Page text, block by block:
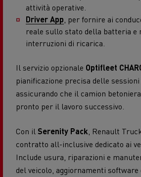
attività operative.
Driver App, per fornire ai
reale sullo stato della batteria e
interruzioni di ricarica.
Il servizio opzionale Optifleet
pianificazione precisa delle
assicurando che il camion
pronto per il lavoro successivo.
Con ilSerenity Pack, Renault
contratto all-inclusive dedicato ai
Include usura, riparazioni e
del veicolo, aggiornamenti software